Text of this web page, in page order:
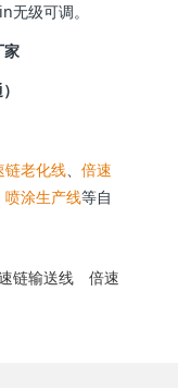
级可调。
链老化线、 倍速
喷涂生产线等自
链输送线
倍速